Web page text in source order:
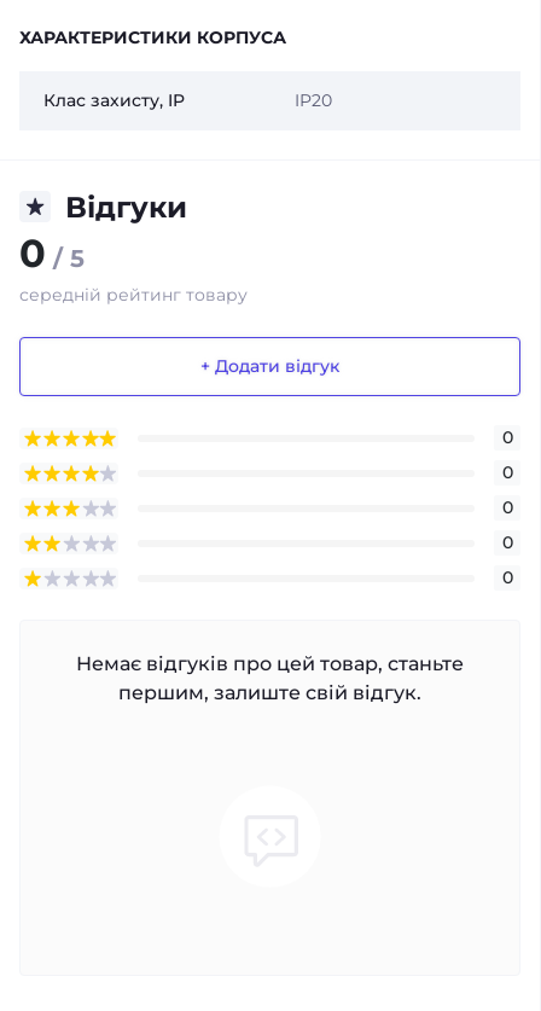
ХАРАКТЕРИСТИКИ КОРПУСА
Клас захисту, IP IP20
Відгуки
0 / 5
середній рейтинг товару
+ Додати відгук
0
0
0
0
0
Немає відгуків про цей товар, станьте
першим, залиште свій відгук.